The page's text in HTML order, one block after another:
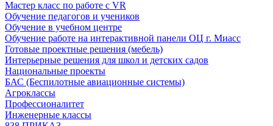
Мастер класс по работе с VR
Обучение педагогов и учеников
Обучение в учебном центре
Обучение работе на интерактивной панели ОЦ г. Миасс
Готовые проектные решения (мебель)
Интерьерные решения для школ и детских садов
Национальные проекты
БАС (Беспилотные авиационные системы)
Агроклассы
Профессионалитет
Инженерные классы